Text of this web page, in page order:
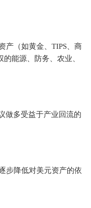
产（如黄金、TIPS、商
能源、防务、农业、
做多受益于产业回流的
步降低对美元资产的依